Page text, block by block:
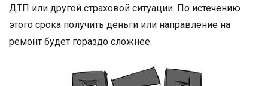
ДТП или другой страховой ситуации. По истечению
этого срока получить деньги или направление на
ремонт будет гораздо сложнее.